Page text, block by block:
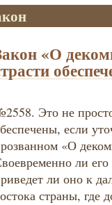
«О
Это не
если
«О
ли
ли оно к
страны, где